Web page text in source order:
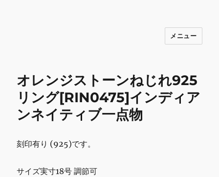
INNOCENCE ～日常に彩りを～ フ
メニュー
オレンジストーンねじれ925
リング[RIN0475]インディア
ンネイティブ一点物
刻印有り (925)です。
サイズ実寸18号 調節可